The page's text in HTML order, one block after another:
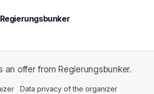
an offer from Regierungsbunker.
(opens in a new tab)
Data privacy of the organizer